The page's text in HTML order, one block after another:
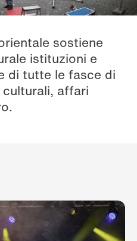
sostiene
istituzioni e
di tutte le fasce di
affari